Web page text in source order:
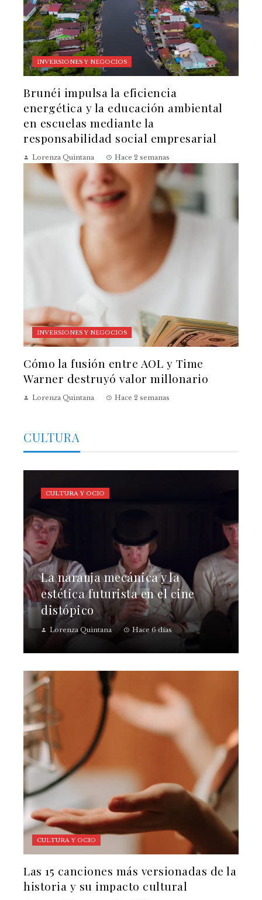
INVERSIONES Y NEGOCIOS
Brunéi impulsa la eficiencia
energética y la educación ambiental
en escuelas mediante la
responsabilidad social empresarial
Lorenza Quintana Hace 2 semanas
INVERSIONES Y NEGOCIOS
Cómo la fusión entre AOL y Time
Warner destruyó valor millonario
Lorenza Quintana Hace 2 semanas
CULTURA
La naranja mecánica y la
estética futurista en el cine
distópico
Lorenza Quintana Hace 6 días
CULTURA Y OCIO
CULTURA Y OCIO
Las 15 canciones más versionadas de la
historia y su impacto cultural